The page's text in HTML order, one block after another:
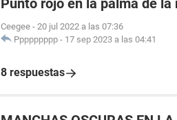
Punto rojo en la palma de la
Ceegee - 20 jul 2022 a las 07:36
Ppppppppp - 17 sep 2023 a las 04:41
8 respuestas